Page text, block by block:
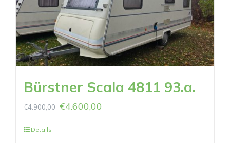
Bürstner Scala 4811 93.a.
€4.900,00 €4.600,00
Details